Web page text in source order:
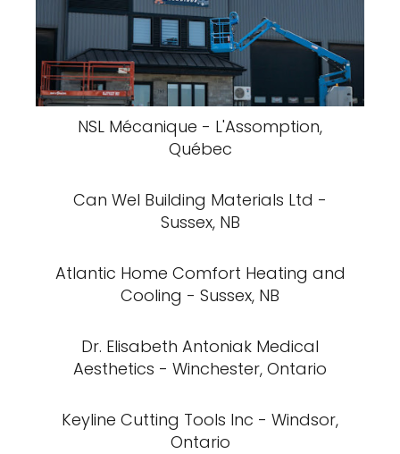
NSL Mécanique - L'Assomption,
Québec
Can Wel Building Materials Ltd -
Sussex, NB
Atlantic Home Comfort Heating and
Cooling - Sussex, NB
Dr. Elisabeth Antoniak Medical
Aesthetics - Winchester, Ontario
Keyline Cutting Tools Inc - Windsor,
Ontario